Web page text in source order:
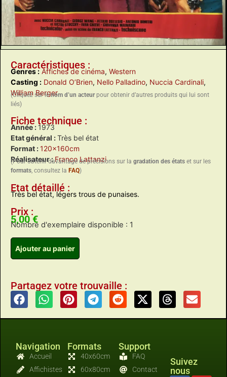
Caractéristiques :
Genres : Affiches de cinéma, Western
Casting : Donald O’Brien, Nello Palladino, Nuccia Cardinali,
William Berger
(Cliquez sur lenom d’un acteurpour obtenir d’autres produits qui lui sont
liés)
Fiche technique :
Année : 1973
Etat général :Très bel état
Format :120x160cm
Réalisateur :Franco Lattanzi
(Pour obtenir davantage de précisions sur la gradation des états et sur les
formats, consultez la FAQ)
Etat détaillé :
Très bel état, légers trous de punaises.
Prix :
5,00€
Nombre d'exemplaire disponible : 1
Ajouter au panier
Partagez votre trouvaille :
Navigation
Accueil
Affichistes
Formats
40x60cm
60x80cm
Support
FAQ
Contact
Suivez
nous